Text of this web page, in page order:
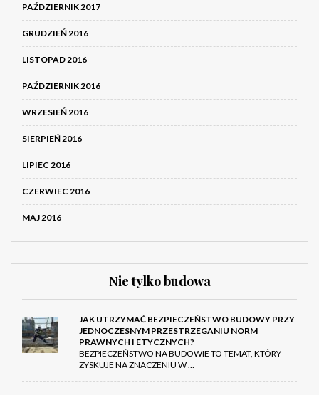
PAŹDZIERNIK 2017
GRUDZIEŃ 2016
LISTOPAD 2016
PAŹDZIERNIK 2016
WRZESIEŃ 2016
SIERPIEŃ 2016
LIPIEC 2016
CZERWIEC 2016
MAJ 2016
Nie tylko budowa
JAK UTRZYMAĆ BEZPIECZEŃSTWO BUDOWY PRZY
JEDNOCZESNYM PRZESTRZEGANIU NORM
PRAWNYCH I ETYCZNYCH?
BEZPIECZEŃSTWO NA BUDOWIE TO TEMAT, KTÓRY
ZYSKUJE NA ZNACZENIU W …